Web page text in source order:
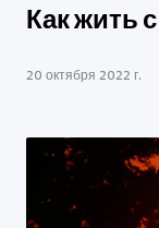
Как жить
20 октября 2022 г.